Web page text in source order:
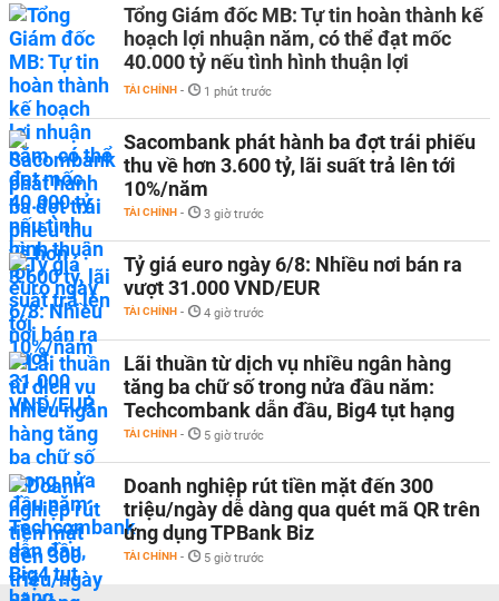
Tổng Giám đốc MB: Tự tin hoàn thành kế
hoạch lợi nhuận năm, có thể đạt mốc
40.000 tỷ nếu tình hình thuận lợi
TÀI CHÍNH - 1 phút trước
Sacombank phát hành ba đợt trái phiếu
thu về hơn 3.600 tỷ, lãi suất trả lên tới
10%/năm
TÀI CHÍNH - 3 giờ trước
Tỷ giá euro ngày 6/8: Nhiều nơi bán ra
vượt 31.000 VND/EUR
TÀI CHÍNH - 4 giờ trước
Lãi thuần từ dịch vụ nhiều ngân hàng
tăng ba chữ số trong nửa đầu năm:
Techcombank dẫn đầu, Big4 tụt hạng
TÀI CHÍNH - 5 giờ trước
Doanh nghiệp rút tiền mặt đến 300
triệu/ngày dễ dàng qua quét mã QR trên
ứng dụng TPBank Biz
TÀI CHÍNH - 5 giờ trước